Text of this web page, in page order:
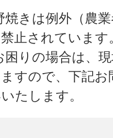
焼きは例外（農
止されています
困りの場合は、
すので、下記
たします。